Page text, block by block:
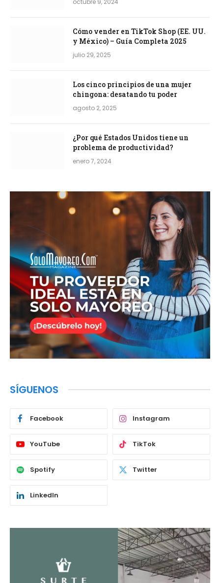
Cómo vender en TikTok Shop (EE. UU.
y México) – Guía Completa 2025
julio 29, 2025
Los cinco principios de una mujer
chingona: desatando tu poder
agosto 2, 2025
¿Por qué Estados Unidos tiene un
problema de productividad?
enero 7, 2024
SÍGUENOS
Facebook Instagram
YouTube TikTok
Spotify Twitter
LinkedIn